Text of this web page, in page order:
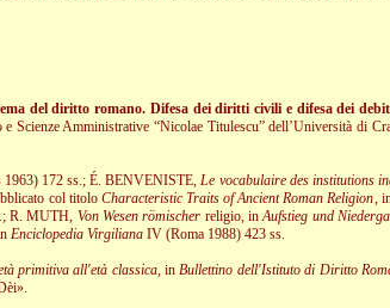
del diritto romano. Difesa dei diritti civili e difesa dei
Amministrative “Nicolae Titulescu” dell’Università di
1963) 172 ss.;É. BENVENISTE,Le vocabulaire des institutions
col titolo Characteristic Traits of Ancient Roman Religion,
R. MUTH, Von Wesen römischer religio, inAufstieg und
Enciclopedia Virgiliana IV (Roma 1988) 423 ss.
primitiva all'età classica, inBullettino dell'Istituto di Diritto